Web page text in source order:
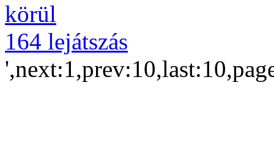
körül
164 lejátszás